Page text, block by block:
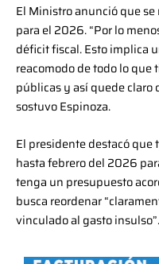
El Ministro anunció que
para el 2026. “Por lo
déficit fiscal. Esto implica
reacomodo de todo lo
públicas y así quede claro
sostuvo Espinoza.
El presidente destacó que
hasta febrero del 2026
tenga un presupuesto
busca reordenar
vinculado al gasto insulso”.